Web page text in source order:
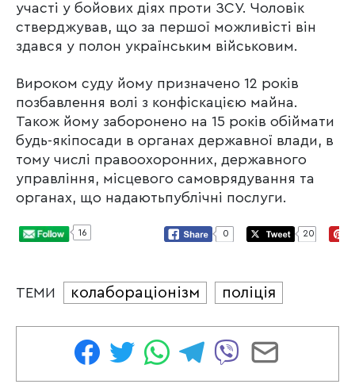
участі у бойових діях проти ЗСУ. Чоловік
стверджував, що за першої можливісті він
здався у полон українським військовим.
Вироком суду йому призначено 12 років
позбавлення волі з конфіскацією майна.
Також йому заборонено на 15 років обіймати
будь-якіпосади в органах державної влади, в
тому числі правоохоронних, державного
управління, місцевого самоврядування та
органах, що надаютьпублічні послуги.
16 0 20
ТЕМИ колабораціонізм поліція